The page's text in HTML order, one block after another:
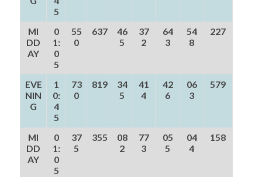
5
MI
DD
AY
0
1:
0
5
55
0
637
46
5
37
2
64
3
54
8
227
EVE
NIN
G
1
0:
4
5
73
0
819
34
5
41
4
42
6
06
3
579
MI
DD
AY
0
1:
0
5
37
5
355
08
2
77
3
05
5
04
4
158